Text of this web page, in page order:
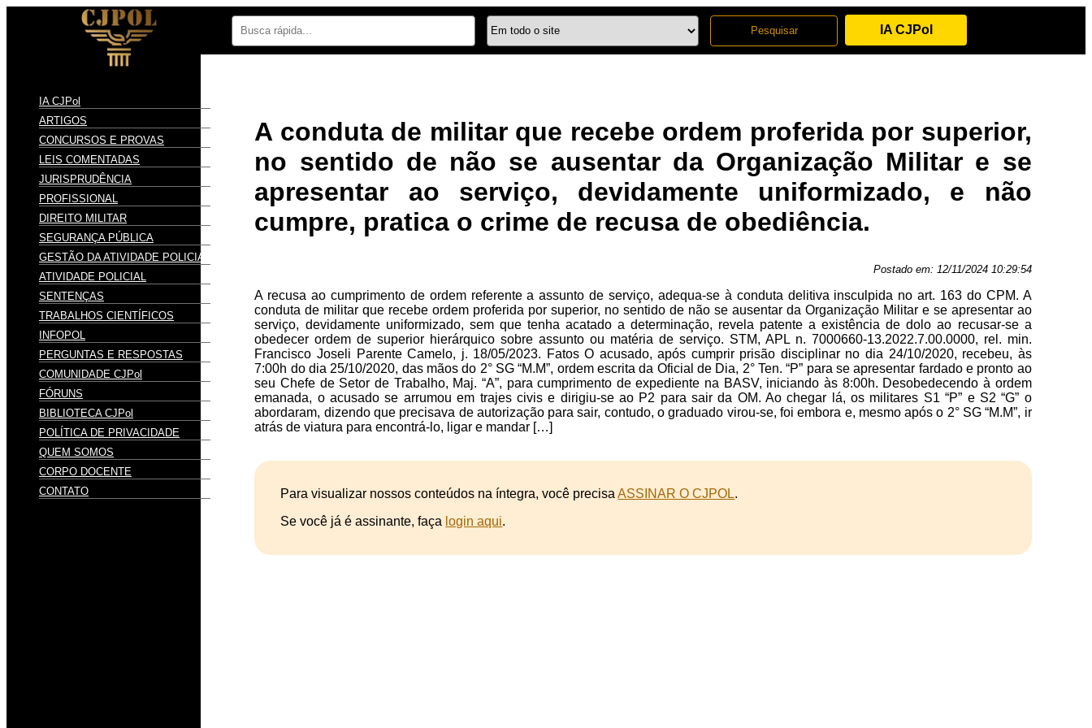
IA CJPol
IA CJPol
ARTIGOS
CONCURSOS E PROVAS
LEIS COMENTADAS
JURISPRUDÊNCIA
PROFISSIONAL
DIREITO MILITAR
SEGURANÇA PÚBLICA
GESTÃO DA ATIVIDADE POLICIAL
ATIVIDADE POLICIAL
SENTENÇAS
TRABALHOS CIENTÍFICOS
INFOPOL
PERGUNTAS E RESPOSTAS
COMUNIDADE CJPol
FÓRUNS
BIBLIOTECA CJPol
POLÍTICA DE PRIVACIDADE
QUEM SOMOS
CORPO DOCENTE
CONTATO
A conduta de militar que recebe ordem proferida por superior,
no sentido de não se ausentar da Organização Militar e se
apresentar ao serviço, devidamente uniformizado, e não
cumpre, pratica o crime de recusa de obediência.
Postado em: 12/11/2024 10:29:54
A recusa ao cumprimento de ordem referente a assunto de serviço, adequa-se à conduta delitiva insculpida no art. 163 do CPM. A
conduta de militar que recebe ordem proferida por superior, no sentido de não se ausentar da Organização Militar e se apresentar ao
serviço, devidamente uniformizado, sem que tenha acatado a determinação, revela patente a existência de dolo ao recusar-se a
obedecer ordem de superior hierárquico sobre assunto ou matéria de serviço. STM, APL n. 7000660-13.2022.7.00.0000, rel. min.
Francisco Joseli Parente Camelo, j. 18/05/2023. Fatos O acusado, após cumprir prisão disciplinar no dia 24/10/2020, recebeu, às
7:00h do dia 25/10/2020, das mãos do 2° SG “M.M”, ordem escrita da Oficial de Dia, 2° Ten. “P” para se apresentar fardado e pronto ao
seu Chefe de Setor de Trabalho, Maj. “A”, para cumprimento de expediente na BASV, iniciando às 8:00h. Desobedecendo à ordem
emanada, o acusado se arrumou em trajes civis e dirigiu-se ao P2 para sair da OM. Ao chegar lá, os militares S1 “P” e S2 “G” o
abordaram, dizendo que precisava de autorização para sair, contudo, o graduado virou-se, foi embora e, mesmo após o 2° SG “M.M”, ir
atrás de viatura para encontrá-lo, ligar e mandar […]
Para visualizar nossos conteúdos na íntegra, você precisaASSINAR O CJPOL.
Se você já é assinante, faça login aqui.